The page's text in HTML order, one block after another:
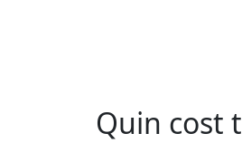
Quin cost